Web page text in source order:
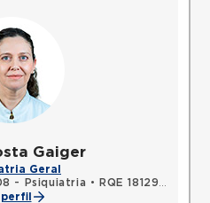
Gaiger
Geral
- Psiquiatria •
RQE 18129 - Medicina do tráfego